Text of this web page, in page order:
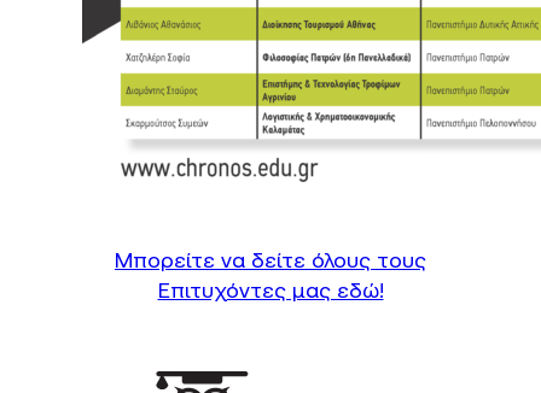
Μπορείτε να δείτε όλους τους
Επιτυχόντες μας εδώ!